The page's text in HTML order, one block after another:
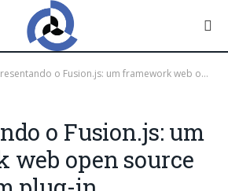
o Fusion.js: um framework web open source baseado em plug-in
o Fusion.js: um
web open source